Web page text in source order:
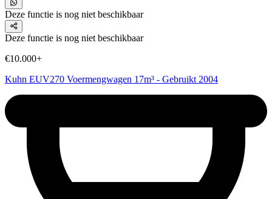
Deze functie is nog niet beschikbaar
Deze functie is nog niet beschikbaar
€10.000+
Kuhn EUV270 Voermengwagen 17m³ - Gebruikt 2004